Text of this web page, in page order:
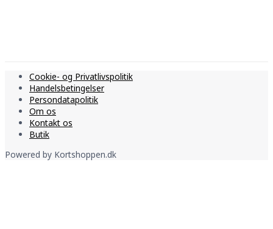
Cookie- og Privatlivspolitik
Handelsbetingelser
Persondatapolitik
Om os
Kontakt os
Butik
Powered by Kortshoppen.dk